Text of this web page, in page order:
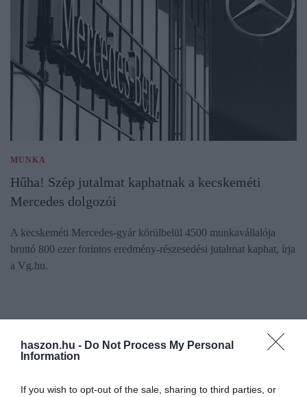
haszon.hu - Do Not Process My Personal
Information
If you wish to opt-out of the sale, sharing to third parties, or
MUNKA
Hűha! Szép jutalmat kaphatnak a kecskeméti
Mercedes dolgozói
A kecskeméti Mercedes-gyár körülbelül 4500 munkavállalója
bruttó 800 ezer forintos eredmény-részesedési jutalmat kaphat, írja
a Vg.hu.